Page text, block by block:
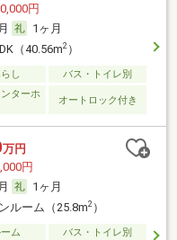
円
1ヶ月
（40.56m2）
し バス・トイレ別
ターホ
オートロック付き
万円
円
1ヶ月
ルーム（25.8m2）
ム バス・トイレ別